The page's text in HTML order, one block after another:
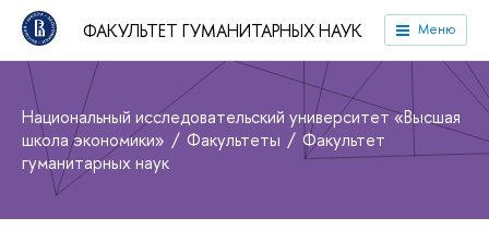
ФАКУЛЬТЕТ ГУМАНИТАРНЫХ НАУК Меню
Национальный исследовательский университет «Высшая
школа экономики»
Факультеты
Факультет
гуманитарных наук